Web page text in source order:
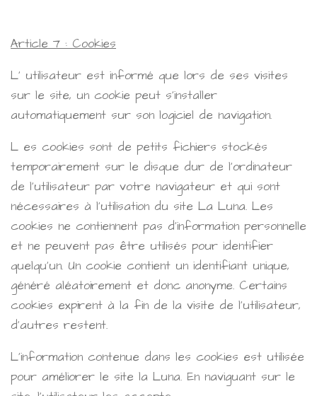
Article 7 : Cookies
L' utilisateur est informé que lors de ses visites
sur le site, un cookie peut s'installer
automatiquement sur son logiciel de navigation.
L es cookies sont de petits fichiers stockés
temporairement sur le disque dur de l'ordinateur
de l'utilisateur par votre navigateur et qui sont
nécessaires à l'utilisation du site La Luna. Les
cookies ne contiennent pas d'information personnelle
et ne peuvent pas être utilisés pour identifier
quelqu'un. Un cookie contient un identifiant unique,
généré aléatoirement et donc anonyme. Certains
cookies expirent à la fin de la visite de l'utilisateur,
d'autres restent.
L'information contenue dans les cookies est utilisée
pour améliorer le site la Luna. En naviguant sur le